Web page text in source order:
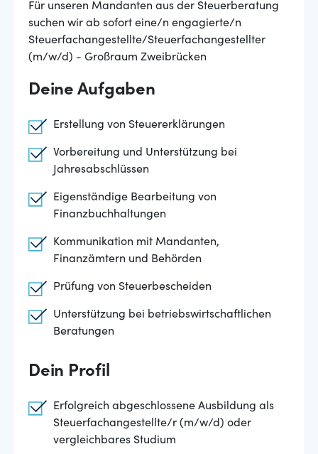
Für unseren Mandanten aus der Steuerberatung
suchen wir ab sofort eine/n engagierte/n
Steuerfachangestellte/Steuerfachangestellter
(m/w/d) - Großraum Zweibrücken
Deine Aufgaben
Erstellung von Steuererklärungen
Vorbereitung und Unterstützung bei
Jahresabschlüssen
Eigenständige Bearbeitung von
Finanzbuchhaltungen
Kommunikation mit Mandanten,
Finanzämtern und Behörden
Prüfung von Steuerbescheiden
Unterstützung bei betriebswirtschaftlichen
Beratungen
Dein Profil
Erfolgreich abgeschlossene Ausbildung als
Steuerfachangestellte/r (m/w/d) oder
vergleichbares Studium